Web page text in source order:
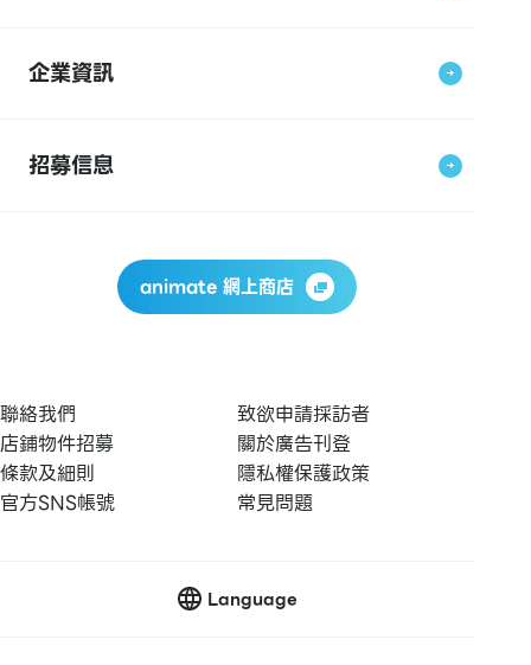
企業資訊
招募信息
animate 網上商店
聯絡我們
致欲申請採訪者
店鋪物件招募
關於廣告刊登
條款及細則
隱私權保護政策
官方SNS帳號
常見問題
Language